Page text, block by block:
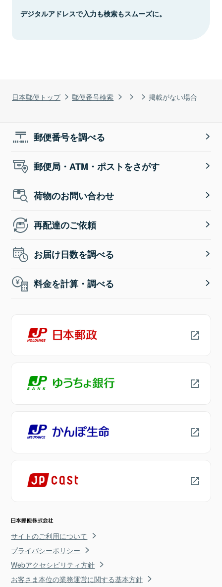
日本郵便トップ 郵便番号検索 掲載がない場合
デジタルアドレスで入力も検索もスムーズに。
郵便番号を調べる
郵便局・ATM・ポストをさがす
荷物のお問い合わせ
再配達のご依頼
お届け日数を調べる
料金を計算・調べる
サイトのご利用について
プライバシーポリシー
Webアクセシビリティ方針
お客さま本位の業務運営に関する基本方針